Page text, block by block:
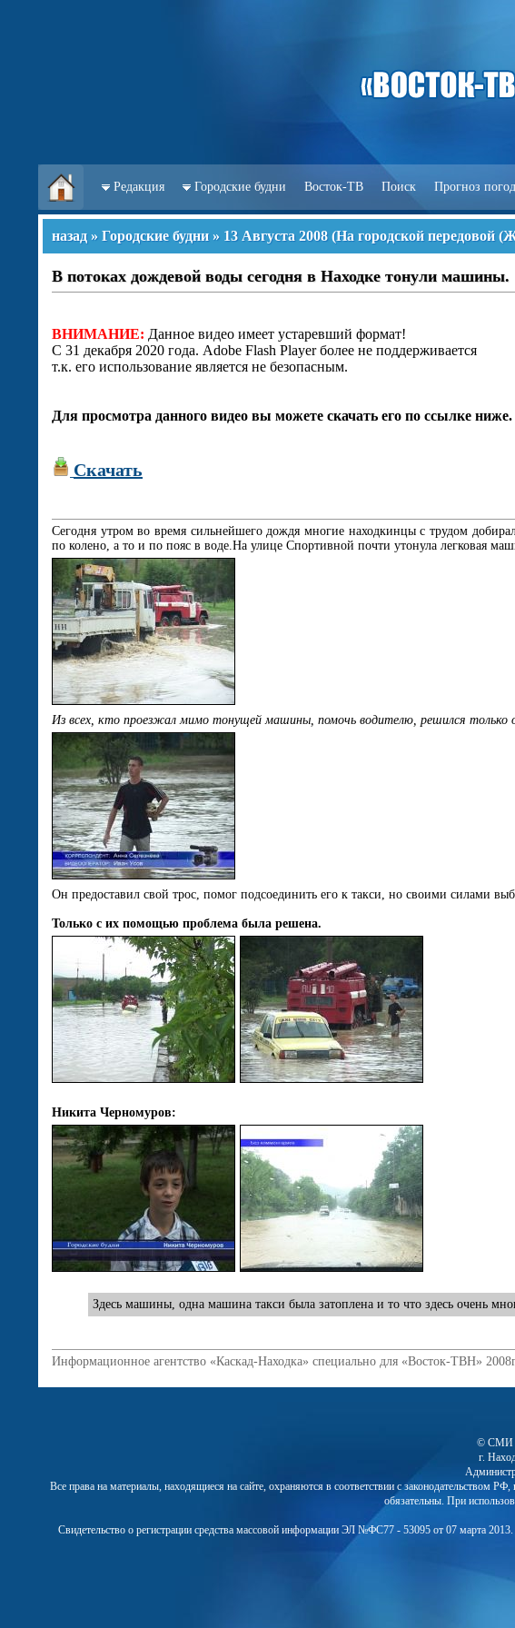
Редакция Городские будни Восток-ТВ Поиск Прогноз
назад » Городские будни » 13 Августа 2008 (На городской передовой
В потоках дождевой воды сегодня в Находке тонули машины.
ВНИМАНИЕ: Данное видео имеет устаревший формат!
С 31 декабря 2020 года. Adobe Flash Player более не поддерживается
т.к. его использование является не безопасным.
Для просмотра данного видео вы можете скачать его по ссылке ниже.
Скачать
Сегодня утром во время сильнейшего дождя многие находкинцы с трудом
по колено, а то и по пояс в воде.На улице Спортивной почти утонула легковая
Из всех, кто проезжал мимо тонущей машины, помочь водителю, решился только
Он предоставил свой трос, помог подсоединить его к такси, но своими силами
Только с их помощью проблема была решена.
Никита Черномуров:
Здесь машины, одна машина такси была затоплена и то что здесь очень
Информационное агентство «Каскад-Находка» специально для «Восток-ТВН»
© СМИ
г.
Все права на материалы, находящиеся на сайте, охраняются в соответствии с
обязательны. При
Свидетельство о регистрации средства массовой информации ЭЛ №ФС77 - 53095 от 07 марта